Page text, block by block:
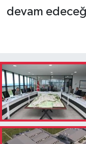
devam